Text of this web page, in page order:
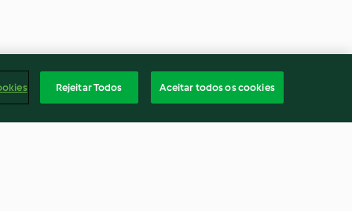
Rejeitar Todos Aceitar todos os cookies